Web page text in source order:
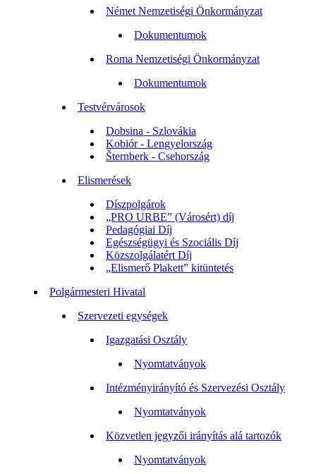
Német Nemzetiségi Önkormányzat
Dokumentumok
Roma Nemzetiségi Önkormányzat
Dokumentumok
Testvérvárosok
Dobsina - Szlovákia
Kobiór - Lengyelország
Šternberk - Csehország
Elismerések
Díszpolgárok
„PRO URBE” (Városért) díj
Pedagógiai Díj
Egészségügyi és Szociális Díj
Közszolgálatért Díj
„Elismerő Plakett” kitüntetés
Polgármesteri Hivatal
Szervezeti egységek
Igazgatási Osztály
Nyomtatványok
Intézményirányító és Szervezési Osztály
Nyomtatványok
Közvetlen jegyzői irányítás alá tartozók
Nyomtatványok